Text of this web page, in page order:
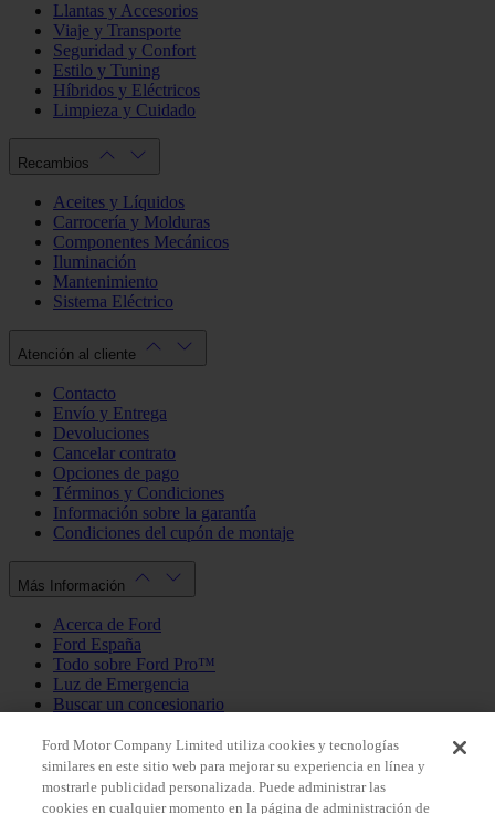
Llantas y Accesorios
Viaje y Transporte
Seguridad y Confort
Estilo y Tuning
Híbridos y Eléctricos
Limpieza y Cuidado
Recambios
Aceites y Líquidos
Carrocería y Molduras
Componentes Mecánicos
Iluminación
Mantenimiento
Sistema Eléctrico
Atención al cliente
Contacto
Envío y Entrega
Devoluciones
Cancelar contrato
Opciones de pago
Términos y Condiciones
Información sobre la garantía
Condiciones del cupón de montaje
Más Información
Acerca de Ford
Ford España
Todo sobre Ford Pro™
Luz de Emergencia
Buscar un concesionario
Política de privacidad
Mi Cuenta
Ford Motor Company Limited utiliza cookies y tecnologías
similares en este sitio web para mejorar su experiencia en línea y
mostrarle publicidad personalizada. Puede administrar las
cookies en cualquier momento en la página de administración de